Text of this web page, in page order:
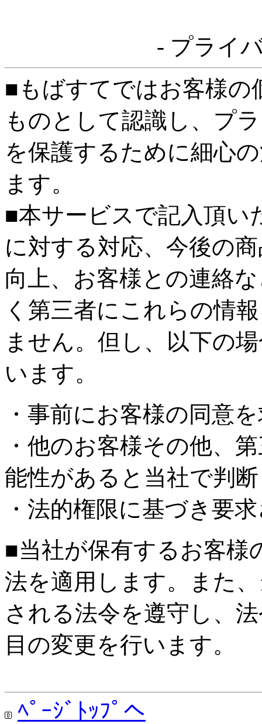
- プライ
■もばすてではお客様の
ものとして認識し、プ
を保護するために細心
ます。
■本サービスで記入頂い
に対する対応、今後の
向上、お客様との連絡
く第三者にこれらの情
ません。但し、以下の
います。
・事前にお客様の同意
・他のお客様その他、
能性があると当社で判
・法的権限に基づき要
■当社が保有するお客様
法を適用します。また
される法令を遵守し、
目の変更を行います。
ﾍﾟｰｼﾞﾄｯﾌﾟへ